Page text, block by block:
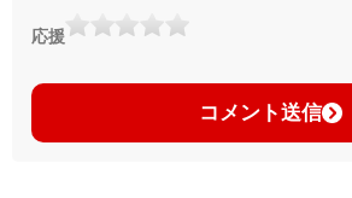
応援
コメント送信